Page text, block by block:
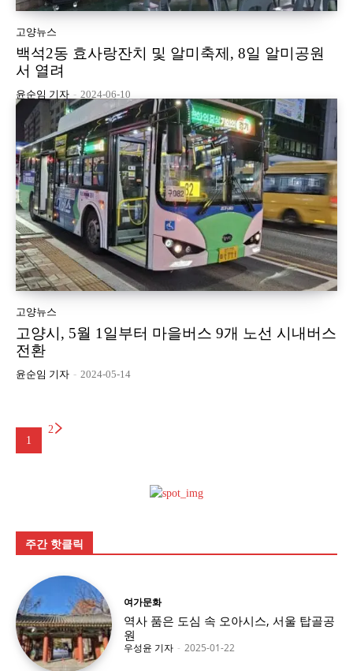
고양뉴스
백석2동 효사랑잔치 및 알미축제, 8일 알미공원
서 열려
윤순임 기자 - 2024-06-10
고양뉴스
고양시, 5월 1일부터 마을버스 9개 노선 시내버스
전환
윤순임 기자 - 2024-05-14
1
2
주간 핫클릭
여가문화
역사 품은 도심 속 오아시스, 서울 탑골공
원
우성윤 기자 - 2025-01-22